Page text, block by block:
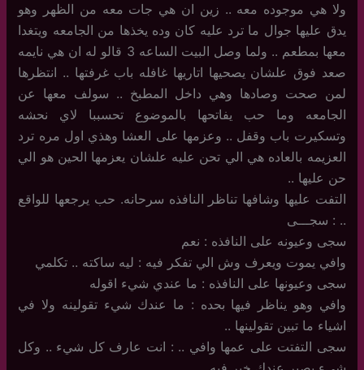
ولا هي موجوده معه .. زين ان هي جات معه من الظهر وهو
يدق عليها جوال ما ترد عليه كان وده يخذها من الجامعه ويتغدا
معها بمطعم .. ولما وصل البيت الساعه 3 قالو له ان هي نايمه
صعد فوق علشان يصحيها اتاريها غافله باب غرفتها .. انتظرها
لمن صحت وصادها وهي داخل المطبخ .. سولف معها عن
الجامعه وما حب يفاتحها بالموضوع تحسببا لاي نحشه
وتسكيرت باب وقفل .. وعزمها على العشا وهذي اول مره ترد
العزيمه بالعاده هي الي تحن عليه علشان يعزمها الحين هو الي
حن عليها ..
التفت عليها وشافها تناظر النافذه سرحانه. حب يرجعها للواقع
.. : سجـــى
سجى وعيونه على النافذه : نعم
وافي يموت ويعرف وش الي تفكر فيه : ليه ساكته .. تكلمي
سجى وعيونها على النافذه : ما عندي شيء اقوله
وافي وهو يناظر فيها بحده : ما عندك شيء تقولينه ولا في
اشياء ما تبين تقولينها ..
سجى التفتت على عمها وافي .. : انت عارف كل شيء .. وكل